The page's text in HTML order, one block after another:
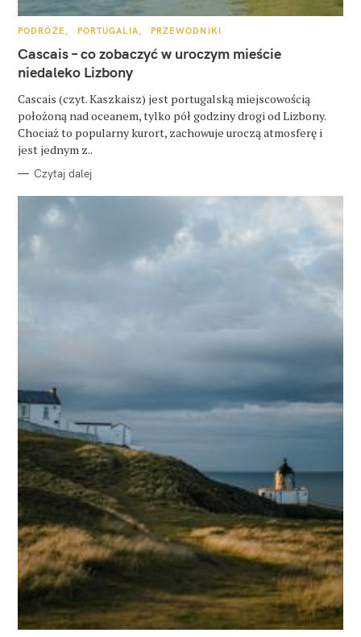
K
T
E
G
O
I
PODRÓŻE PORTUGALIA PRZEWODNIKI
Cascais – co zobaczyć w uroczym mieście
niedaleko Lizbony
Cascais (czyt. Kaszkaisz) jest portugalską miejscowością
położoną nad oceanem, tylko pół godziny drogi od Lizbony.
Chociaż to popularny kurort, zachowuje uroczą atmosferę i
jest jednym z..
Czytaj dalej
k
a
j
: